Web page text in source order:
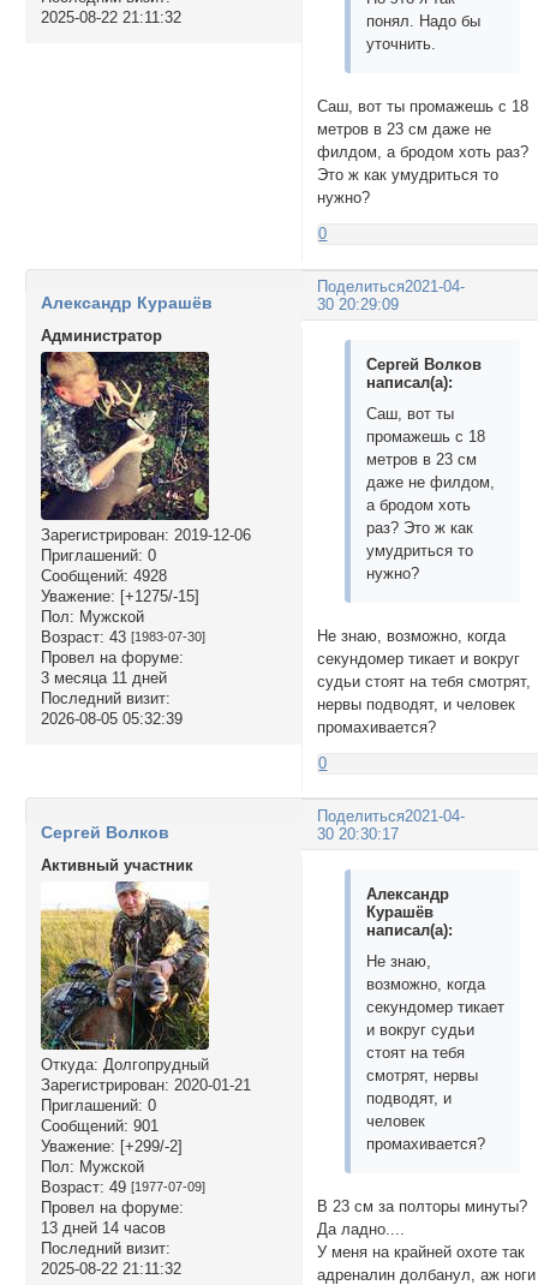
2025-08-22 21:11:32
понял. Надо бы
уточнить.
Саш, вот ты промажешь с 18
метров в 23 см даже не
филдом, а бродом хоть раз?
Это ж как умудриться то
нужно?
0
Поделиться2021-04-
30 20:29:09
Александр Курашёв
Администратор
Зарегистрирован: 2019-12-06
Приглашений: 0
Сообщений: 4928
Уважение: [+1275/-15]
Пол: Мужской
Возраст: 43 [1983-07-30]
Провел на форуме:
3 месяца 11 дней
Последний визит:
2026-08-05 05:32:39
Сергей Волков
написал(а):
Саш, вот ты
промажешь с 18
метров в 23 см
даже не филдом,
а бродом хоть
раз? Это ж как
умудриться то
нужно?
Не знаю, возможно, когда
секундомер тикает и вокруг
судьи стоят на тебя смотрят,
нервы подводят, и человек
промахивается?
0
Поделиться2021-04-
30 20:30:17
Сергей Волков
Активный участник
Откуда: Долгопрудный
Зарегистрирован: 2020-01-21
Приглашений: 0
Сообщений: 901
Уважение: [+299/-2]
Пол: Мужской
Возраст: 49 [1977-07-09]
Провел на форуме:
13 дней 14 часов
Последний визит:
2025-08-22 21:11:32
Александр
Курашёв
написал(а):
Не знаю,
возможно, когда
секундомер тикает
и вокруг судьи
стоят на тебя
смотрят, нервы
подводят, и
человек
промахивается?
В 23 см за полторы минуты?
Да ладно....
У меня на крайней охоте так
адреналин долбанул, аж ноги